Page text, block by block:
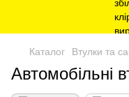
Каталог Втулки та
Автомобільні